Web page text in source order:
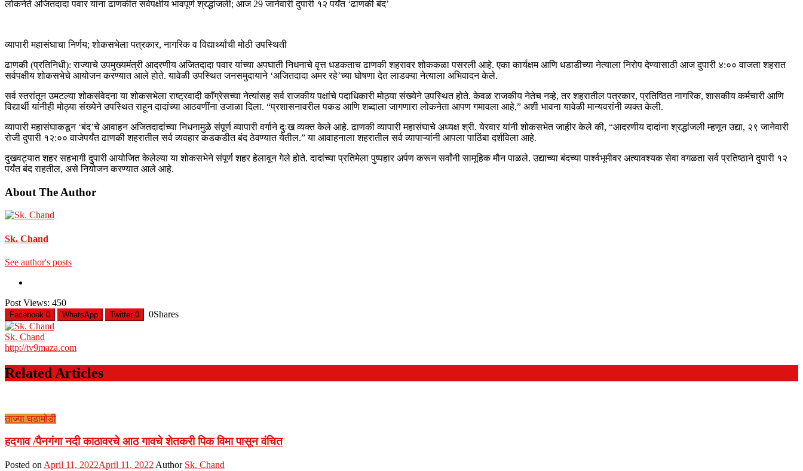
लोकनेते अजितदादा पवार यांना ढाणकीत सर्वपक्षीय भावपूर्ण श्रद्धांजली; आज 29 जानेवारी दुपारी १२ पर्यंत ‘ढाणकी बंद’
​व्यापारी महासंघाचा निर्णय; शोकसभेला पत्रकार, नागरिक व विद्यार्थ्यांची मोठी उपस्थिती
​ढाणकी (प्रतिनिधी): राज्याचे उपमुख्यमंत्री आदरणीय अजितदादा पवार यांच्या अपघाती निधनाचे वृत्त धडकताच ढाणकी शहरावर शोककळा पसरली आहे. एका कार्यक्षम आणि धडाडीच्या नेत्याला निरोप देण्यासाठी आज दुपारी ४:०० वाजता शहरात
सर्वपक्षीय शोकसभेचे आयोजन करण्यात आले होते. यावेळी उपस्थित जनसमुदायाने ‘अजितदादा अमर रहे’च्या घोषणा देत लाडक्या नेत्याला अभिवादन केले.
​सर्व स्तरांतून उमटल्या शोकसंवेदना या शोकसभेला राष्ट्रवादी काँग्रेसच्या नेत्यांसह सर्व राजकीय पक्षांचे पदाधिकारी मोठ्या संख्येने उपस्थित होते. केवळ राजकीय नेतेच नव्हे, तर शहरातील पत्रकार, प्रतिष्ठित नागरिक, शासकीय कर्मचारी आणि
विद्यार्थी यांनीही मोठ्या संख्येने उपस्थित राहून दादांच्या आठवणींना उजाळा दिला. “प्रशासनावरील पकड आणि शब्दाला जागणारा लोकनेता आपण गमावला आहे,” अशी भावना यावेळी मान्यवरांनी व्यक्त केली.
​व्यापारी महासंघाकडून ‘बंद’चे आवाहन अजितदादांच्या निधनामुळे संपूर्ण व्यापारी वर्गाने दुःख व्यक्त केले आहे. ढाणकी व्यापारी महासंघाचे अध्यक्ष श्री. येरवार यांनी शोकसभेत जाहीर केले की, “आदरणीय दादांना श्रद्धांजली म्हणून उद्या, २९ जानेवारी
रोजी दुपारी १२:०० वाजेपर्यंत ढाणकी शहरातील सर्व व्यवहार कडकडीत बंद ठेवण्यात येतील.” या आवाहनाला शहरातील सर्व व्यापाऱ्यांनी आपला पाठिंबा दर्शविला आहे.
​दुखवट्यात शहर सहभागी दुपारी आयोजित केलेल्या या शोकसभेने संपूर्ण शहर हेलावून गेले होते. दादांच्या प्रतिमेला पुष्पहार अर्पण करून सर्वांनी सामूहिक मौन पाळले. उद्याच्या बंदच्या पार्श्वभूमीवर अत्यावश्यक सेवा वगळता सर्व प्रतिष्ठाने दुपारी १२
पर्यंत बंद राहतील, असे नियोजन करण्यात आले आहे.
About The Author
Sk. Chand
See author's posts
Post Views: 450
Facebook 0 WhatsApp Twitter 0 0Shares
Sk. Chand
http://tv9maza.com
Related Articles
ताज्या घडामोडी
हदगाव /पैनगंगा नदी काठावरचे आठ गावचे शेतकरी पिक विमा पासून वंचित
Posted on April 11, 2022April 11, 2022 Author Sk. Chand